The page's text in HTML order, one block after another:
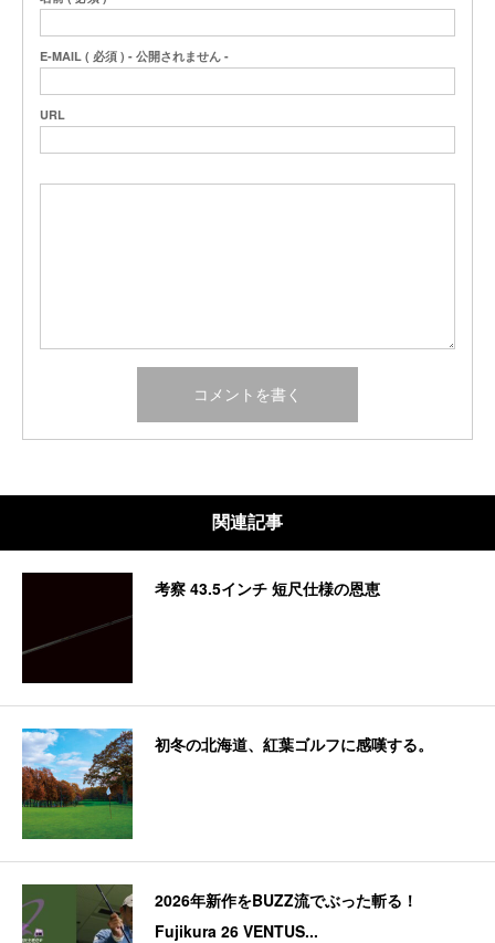
E-MAIL ( 必須 ) - 公開されません -
URL
関連記事
考察 43.5インチ 短尺仕様の恩恵
初冬の北海道、紅葉ゴルフに感嘆する。
2026年新作をBUZZ流でぶった斬る！
Fujikura 26 VENTUS...